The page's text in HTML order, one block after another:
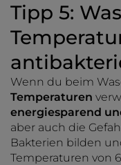
Tipp 5:
Wenn du beim
Temperaturen
energiesparend
aber auch die
Bakterien bilden
Temperaturen von